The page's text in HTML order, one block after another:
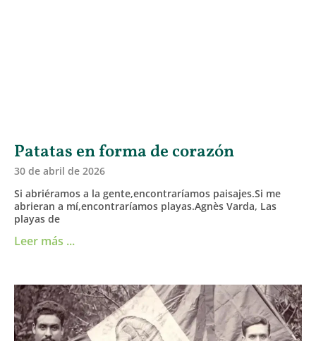
Patatas en forma de corazón
30 de abril de 2026
Si abriéramos a la gente,encontraríamos paisajes.Si me
abrieran a mí,encontraríamos playas.Agnès Varda, Las
playas de
Leer más ...